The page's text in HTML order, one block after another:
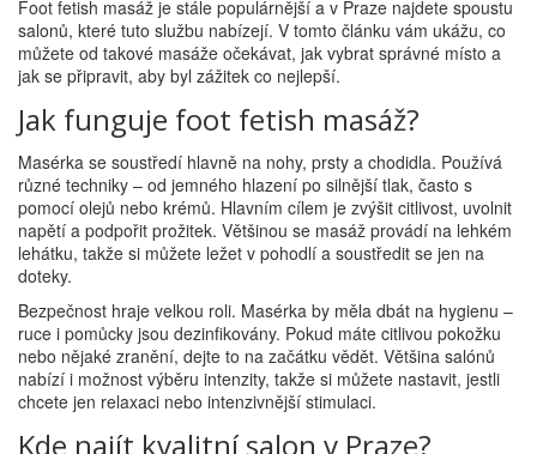
Foot fetish masáž je stále populárnější a v Praze najdete spoustu
salonů, které tuto službu nabízejí. V tomto článku vám ukážu, co
můžete od takové masáže očekávat, jak vybrat správné místo a
jak se připravit, aby byl zážitek co nejlepší.
Jak funguje foot fetish masáž?
Masérka se soustředí hlavně na nohy, prsty a chodidla. Používá
různé techniky – od jemného hlazení po silnější tlak, často s
pomocí olejů nebo krémů. Hlavním cílem je zvýšit citlivost, uvolnit
napětí a podpořit prožitek. Většinou se masáž provádí na lehkém
lehátku, takže si můžete ležet v pohodlí a soustředit se jen na
doteky.
Bezpečnost hraje velkou roli. Masérka by měla dbát na hygienu –
ruce i pomůcky jsou dezinfikovány. Pokud máte citlivou pokožku
nebo nějaké zranění, dejte to na začátku vědět. Většina salónů
nabízí i možnost výběru intenzity, takže si můžete nastavit, jestli
chcete jen relaxaci nebo intenzivnější stimulaci.
Kde najít kvalitní salon v Praze?